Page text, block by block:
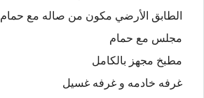
الطابق الأرضي مكون من صاله مع حمام
مجلس مع حمام
مطبخ مجهز بالكامل
غرفه خادمه و غرفه غسيل